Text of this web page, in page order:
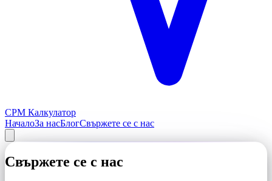
CPM Калкулатор
НачалоЗа насБлогСвържете се с нас
Свържете се с нас